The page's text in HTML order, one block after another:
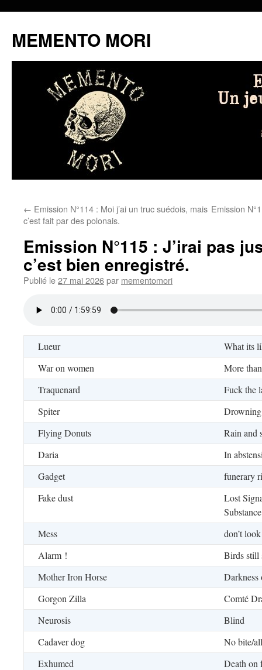
MEMENTO MORI
au← Emission N°114 : Moi j’ai un truc suédois, mais
c’est fait par des polonais.
Emission
Emission N°115 : J’irai pas
c’est bien enregistré.
Publié le27 mai 2026par mementomori
Lueur
What its
War on women
More
Traquenard
Fuck the
Spiter
Flying Donuts
Rain and
Daria
In
Gadget
funerary
Fake dust
Lost
Mess
don’t
Alarm !
Birds still
Mother Iron Horse
Darkness
Gorgon Zilla
Comté
Neurosis
Blind
Cadaver dog
No bite/
Exhumed
Death on